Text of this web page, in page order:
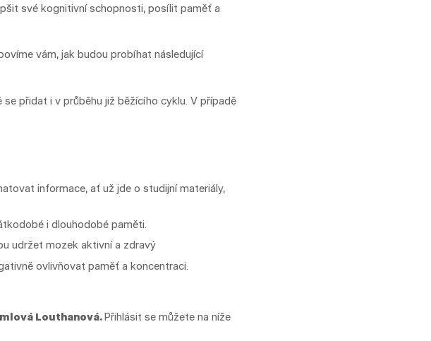
své kognitivní schopnosti, posílit paměť a
vám, jak budou probíhat následující
přidat i v průběhu již běžícího cyklu. V případě
informace, ať už jde o studijní materiály,
i dlouhodobé paměti.
udržet mozek aktivní a zdravý
ovlivňovat paměť a koncentraci.
Louthanová.Přihlásit se můžete na níže